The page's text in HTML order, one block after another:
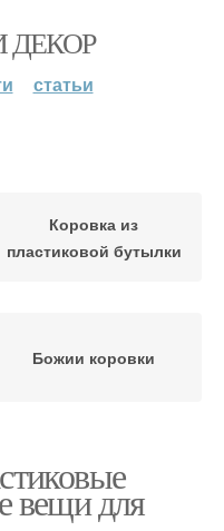
ДЕКОР
статьи
Коровка из
пластиковой бутылки
Божии коровки
вещи для